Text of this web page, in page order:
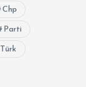
Chp
Parti
Türk